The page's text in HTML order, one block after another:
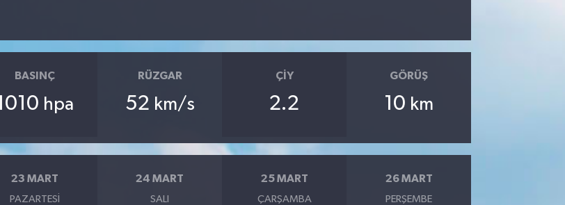
BASINÇ
hpa
RÜZGAR
52 km/s
ÇIY
2.2
GÖRÜŞ
10 km
23 MART
PAZARTESI
24 MART
SALI
25 MART
ÇARŞAMBA
26 MART
PERŞEMBE